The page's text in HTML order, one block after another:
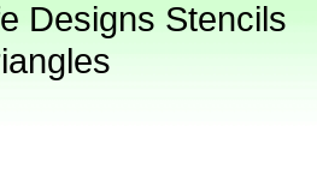
Designs Stencils